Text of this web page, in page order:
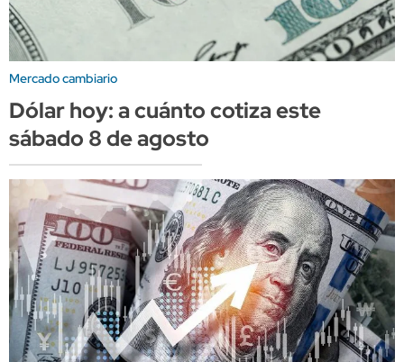
Mercado cambiario
Dólar hoy: a cuánto cotiza este
sábado 8 de agosto